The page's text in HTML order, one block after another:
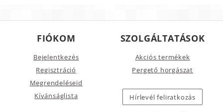
FIÓKOM
Bejelentkezés
Regisztráció
Megrendeléseid
Kívánságlista
SZOLGÁLTATÁSOK
Akciós termékek
Pergető horgászat
Hírlevél feliratkozás